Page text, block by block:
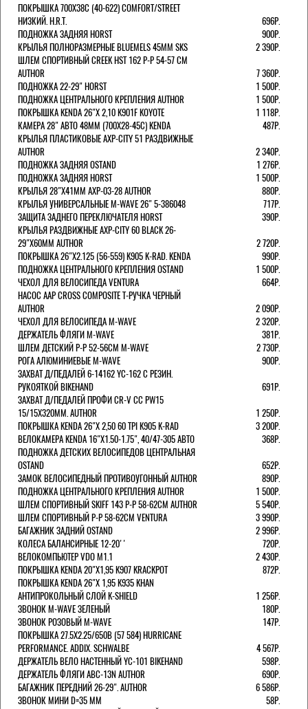
ПОКРЫШКА 700X38С (40-622) COMFORT/STREET
НИЗКИЙ. H.R.T.
696Р.
ПОДНОЖКА ЗАДНЯЯ HORST
900Р.
КРЫЛЬЯ ПОЛНОРАЗМЕРНЫЕ BLUEMELS 45MM SKS
2 390Р.
ШЛЕМ СПОРТИВНЫЙ CREEK HST 162 Р-Р 54-57 СМ
AUTHOR
7 360Р.
ПОДНОЖКА 22-29" HORST
1 500Р.
ПОДНОЖКА ЦЕНТРАЛЬНОГО КРЕПЛЕНИЯ AUTHOR
1 500Р.
ПОКРЫШКА KENDA 26"Х 2,10 K901F KOYOTE
1 118Р.
КАМЕРА 28" АВТО 48ММ (700Х28-45С) KENDA
487Р.
КРЫЛЬЯ ПЛАСТИКОВЫЕ AXP-CITY 51 РАЗДВИЖНЫЕ
AUTHOR
2 340Р.
ПОДНОЖКА ЗАДНЯЯ OSTAND
1 276Р.
ПОДНОЖКА ЗАДНЯЯ HORST
1 500Р.
КРЫЛЬЯ 28"Х41ММ AXP-03-28 AUTHOR
880Р.
КРЫЛЬЯ УНИВЕРСАЛЬНЫЕ M-WAVE 26" 5-386048
717Р.
ЗАЩИТА ЗАДНЕГО ПЕРЕКЛЮЧАТЕЛЯ HORST
390Р.
КРЫЛЬЯ РАЗДВИЖНЫЕ AXP-CITY 60 BLACK 26-
29"Х60ММ AUTHOR
2 720Р.
ПОКРЫШКА 26"Х2.125 (56-559) K905 K-RAD. KENDA
990Р.
ПОДНОЖКА ЦЕНТРАЛЬНОГО КРЕПЛЕНИЯ OSTAND
1 500Р.
ЧЕХОЛ ДЛЯ ВЕЛОСИПЕДА VENTURA
664Р.
НАСОС AAP CROSS COMPOSITE Т-РУЧКА ЧЕРНЫЙ
AUTHOR
2 090Р.
ЧЕХОЛ ДЛЯ ВЕЛОСИПЕДА M-WAVE
2 320Р.
ДЕРЖАТЕЛЬ ФЛЯГИ M-WAVE
381Р.
ШЛЕМ ДЕТСКИЙ Р-Р 52-56СМ M-WAVE
2 730Р.
РОГА АЛЮМИНИЕВЫЕ M-WAVE
900Р.
ЗАХВАТ Д/ПЕДАЛЕЙ 6-14162 YC-162 С РЕЗИН.
РУКОЯТКОЙ BIKEHAND
691Р.
ЗАХВАТ Д/ПЕДАЛЕЙ ПРОФИ CR-V CC PW15
15/15X320ММ. AUTHOR
1 250Р.
ПОКРЫШКА KENDA 26"Х 2,50 60 TPI K905 K-RAD
3 200Р.
ВЕЛОКАМЕРА KENDA 16"Х1.50-1.75", 40/47-305 АВТО
368Р.
ПОДНОЖКА ДЕТСКИХ ВЕЛОСИПЕДОВ ЦЕНТРАЛЬНАЯ
OSTAND
652Р.
ЗАМОК ВЕЛОСИПЕДНЫЙ ПРОТИВОУГОННЫЙ AUTHOR
890Р.
ПОДНОЖКА ЦЕНТРАЛЬНОГО КРЕПЛЕНИЯ AUTHOR
1 500Р.
ШЛЕМ СПОРТИВНЫЙ SKIFF 143 Р-Р 58-62СМ AUTHOR
5 540Р.
ШЛЕМ СПОРТИВНЫЙ Р-Р 58-62СМ VENTURA
3 990Р.
БАГАЖНИК ЗАДНИЙ OSTAND
2 996Р.
КОЛЕСА БАЛАНСИРНЫЕ 12-20''
720Р.
ВЕЛОКОМПЬЮТЕР VDO M1.1
2 430Р.
ПОКРЫШКА KENDA 20"Х1,95 K907 KRACKPOT
872Р.
ПОКРЫШКА KENDA 26"Х 1,95 K935 KHAN
АНТИПРОКОЛЬНЫЙ СЛОЙ K-SHIELD
1 256Р.
ЗВОНОК M-WAVE ЗЕЛЕНЫЙ
180Р.
ЗВОНОК РОЗОВЫЙ M-WAVE
147Р.
ПОКРЫШКА 27.5X2.25/650B (57 584) HURRICANE
PERFORMANCE. ADDIX. SCHWALBE
4 567Р.
ДЕРЖАТЕЛЬ ВЕЛО НАСТЕННЫЙ YC-101 BIKEHAND
598Р.
ДЕРЖАТЕЛЬ ФЛЯГИ ABC-13N AUTHOR
690Р.
БАГАЖНИК ПЕРЕДНИЙ 26-29". AUTHOR
6 586Р.
ЗВОНОК МИНИ D=35 ММ
58Р.